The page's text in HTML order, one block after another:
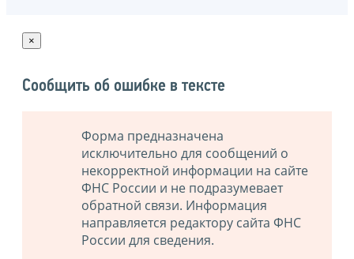
×
Сообщить об ошибке в тексте
Форма предназначена
исключительно для сообщений о
некорректной информации на сайте
ФНС России и не подразумевает
обратной связи. Информация
направляется редактору сайта ФНС
России для сведения.